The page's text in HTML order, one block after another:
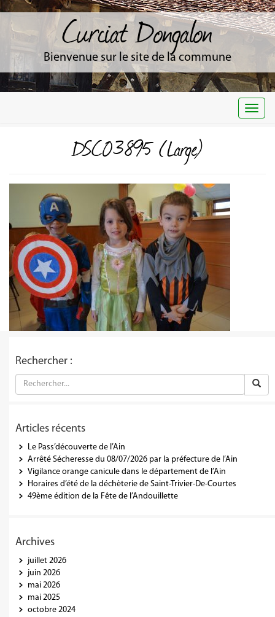
Curciat Dongalon
Bienvenue sur le site de la commune
DSC03895 (Large)
Rechercher :
Articles récents
Le Pass’découverte de l’Ain
Arrêté Sécheresse du 08/07/2026 par la préfecture de l’Ain
Vigilance orange canicule dans le département de l’Ain
Horaires d’été de la déchèterie de Saint-Trivier-De-Courtes
49ème édition de la Fête de l’Andouillette
Archives
juillet 2026
juin 2026
mai 2026
mai 2025
octobre 2024